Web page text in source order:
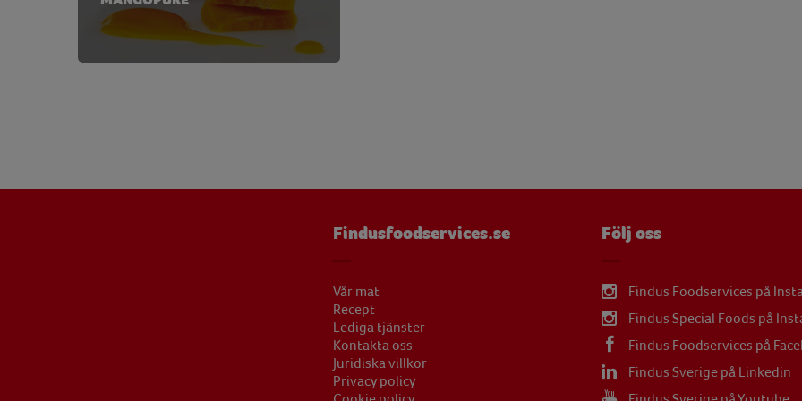
Tiamin
Vitamin D
0,01 µg
Findusfoodservices.se
Vår mat
Recept
Lediga tjänster
Kontakta oss
Juridiska villkor
Privacy policy
Följ oss
Findus Foodservices på
Findus Special Foods på
Findus Foodservices på
Findus Sverige på Linkedin